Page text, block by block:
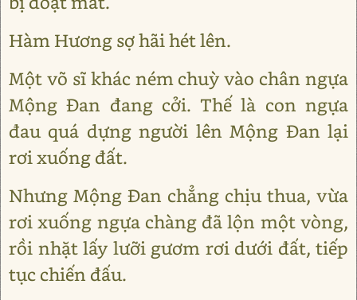
Hàm Hương sợ hãi hét lên.
Một võ sĩ khác ném chuỳ vào chân ngựa
Mộng Ðan đang cởi. Thế là con ngựa
đau quá dựng người lên Mộng Ðan lại
rơi xuống đất.
Nhưng Mộng Ðan chẳng chịu thua, vừa
rơi xuống ngựa chàng đã lộn một vòng,
rồi nhặt lấy lưỡi gươm rơi dưới đất, tiếp
tục chiến đấu.